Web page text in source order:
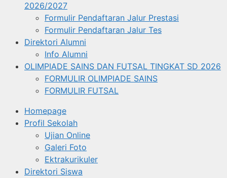
2026/2027
Formulir Pendaftaran Jalur Prestasi
Formulir Pendaftaran Jalur Tes
Direktori Alumni
Info Alumni
OLIMPIADE SAINS DAN FUTSAL TINGKAT SD 2026
FORMULIR OLIMPIADE SAINS
FORMULIR FUTSAL
Homepage
Profil Sekolah
Ujian Online
Galeri Foto
Ektrakurikuler
Direktori Siswa